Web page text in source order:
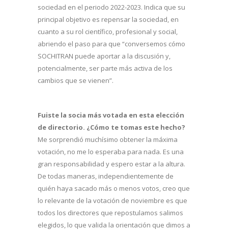
sociedad en el periodo 2022-2023. Indica que su
principal objetivo es repensar la sociedad, en
cuanto a su rol científico, profesional y social,
abriendo el paso para que “conversemos cómo
SOCHITRAN puede aportar a la discusión y,
potencialmente, ser parte más activa de los
cambios que se vienen”.
Fuiste la socia más votada en esta elección
de directorio. ¿Cómo te tomas este hecho?
Me sorprendió muchísimo obtener la máxima
votación, no me lo esperaba para nada. Es una
gran responsabilidad y espero estar a la altura.
De todas maneras, independientemente de
quién haya sacado más o menos votos, creo que
lo relevante de la votación de noviembre es que
todos los directores que repostulamos salimos
elegidos, lo que valida la orientación que dimos a